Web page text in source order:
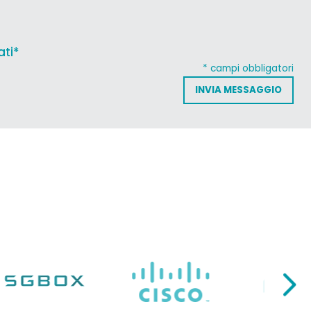
* campi obbligatori